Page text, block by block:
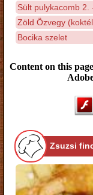
Sült pulykacomb 2.
Zöld Özvegy
Bocika szelet
Content on this
Zsuzsi